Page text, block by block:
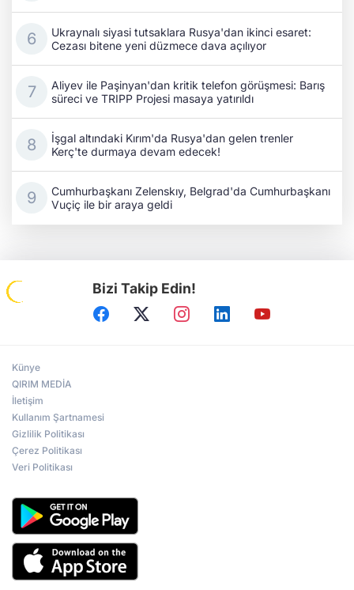
Ukraynalı siyasi tutsaklara Rusya'dan ikinci esaret:
Cezası bitene yeni düzmece dava açılıyor
Aliyev ile Paşinyan'dan kritik telefon görüşmesi: Barış
süreci ve TRIPP Projesi masaya yatırıldı
İşgal altındaki Kırım'da Rusya'dan gelen trenler
Kerç'te durmaya devam edecek!
Cumhurbaşkanı Zelenskıy, Belgrad'da Cumhurbaşkanı
Vuçiç ile bir araya geldi
Bizi Takip Edin!
Künye
QIRIM MEDİA
İletişim
Kullanım Şartnamesi
Gizlilik Politikası
Çerez Politikası
Veri Politikası